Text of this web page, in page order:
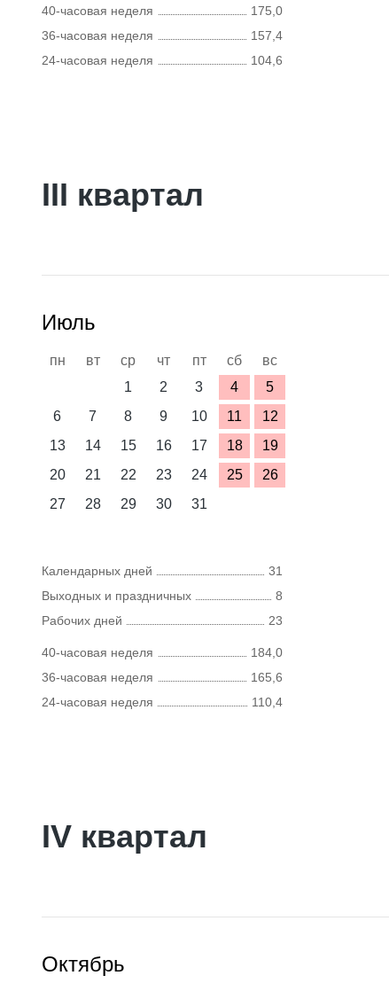
40-часовая неделя
175,0
36-часовая неделя
157,4
24-часовая неделя
104,6
III квартал
Июль
пн вт ср чт пт сб
вс
1
2 3 4
5
6
7 8 9 10 11
12
13
14 15 16 17 18
19
20
21 22 23 24 25
26
27
28 29 30 31
Календарных дней
31
Выходных и праздничных
8
Рабочих дней
23
40-часовая неделя
184,0
36-часовая неделя
165,6
24-часовая неделя
110,4
IV квартал
Октябрь